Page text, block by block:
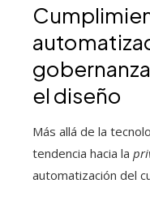
el diseño
Más allá de la
tendencia hacia la
automatización del